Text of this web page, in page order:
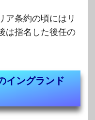
ア条約の頃にはリ
は指名した後任の
イングランド